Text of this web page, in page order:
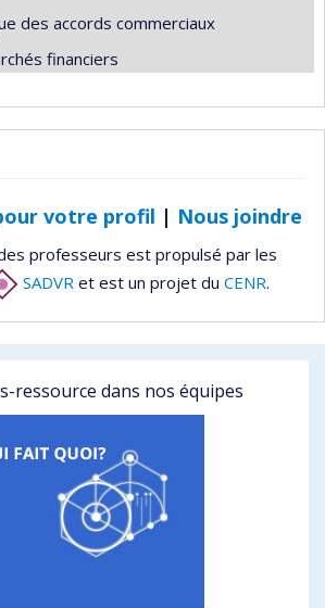
des accords commerciaux
financiers
votre profil | Nous joindre
professeurs est propulsé par les
SADVR et est un projet du CENR.
ressource dans nos équipes